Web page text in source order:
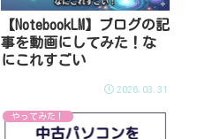
【NotebookLM】ブログの記
事を動画にしてみた！な
にこれすごい
2026.03.31
やってみた！